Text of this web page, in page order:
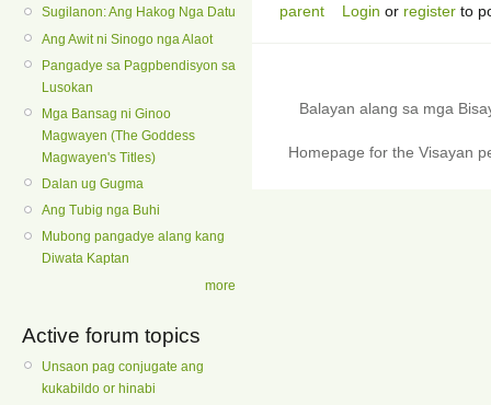
Sugilanon: Ang Hakog Nga Datu
Ang Awit ni Sinogo nga Alaot
Pangadye sa Pagpbendisyon sa
Lusokan
Mga Bansag ni Ginoo
Magwayen (The Goddess
Magwayen's Titles)
Dalan ug Gugma
Ang Tubig nga Buhi
Mubong pangadye alang kang
Diwata Kaptan
more
Active forum topics
Unsaon pag conjugate ang
kukabildo or hinabi
parent Login or register to
Balayan alang sa mga
Homepage for the Visayan